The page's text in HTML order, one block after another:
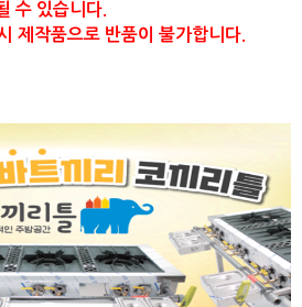
수 있습니다.
제작품으로 반품이 불가합니다.